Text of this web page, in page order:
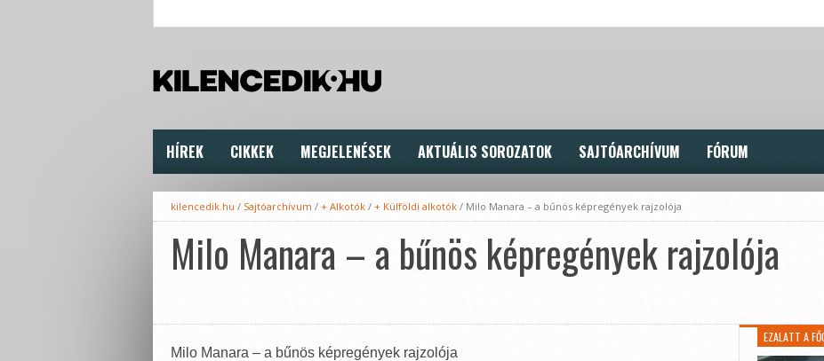
HÍREK CIKKEK MEGJELENÉSEK AKTUÁLIS SOROZATOK SAJTÓARCHÍVUM FÓRUM
kilencedik.hu / Sajtóarchívum / + Alkotók / + Külföldi alkotók / Milo Manara – a bűnös képregények rajzolója
Milo Manara – a bűnös képregények rajzolója
Milo Manara – a bűnös képregények rajzolója
EZALATT A